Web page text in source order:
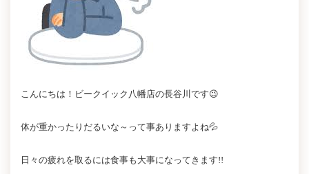
こんにちは！ビークイック八幡店の長谷川です😉
体が重かったりだるいな～って事ありますよね💦
日々の疲れを取るには食事も大事になってきます!!